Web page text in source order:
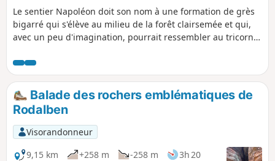
Le sentier Napoléon doit son nom à une formation de grès
bigarré qui s'élève au milieu de la forêt clairsemée et qui,
avec un peu d'imagination, pourrait ressembler au tricorne
formations rocheuses qui portent des noms fantaisistes et
qui s'élèvent de façon sauvage le long du chemin. En plus, il
passe près de la source du Reinighof et traverse des
prairies humides et marécageuses dans la vallée du
Wöllmersbach.
Balade des rochers emblématiques de
Rodalben
Visorandonneur
9,15 km
+258 m -258 m
3h 20